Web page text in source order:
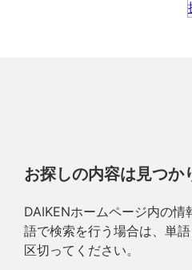
お探しの内容は見つか
DAIKENホームページ内の
語で検索を行う場合は、単
区切ってください。